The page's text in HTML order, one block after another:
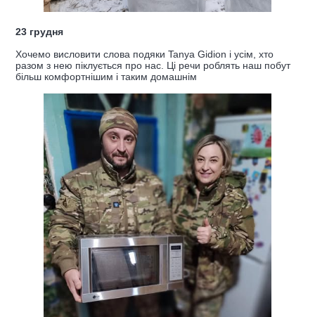
23 грудня
Хочемо висловити слова подяки Tanya Gidion і усім, хто
разом з нею піклується про нас. Ці речи роблять наш побут
більш комфортнішим і таким домашнім